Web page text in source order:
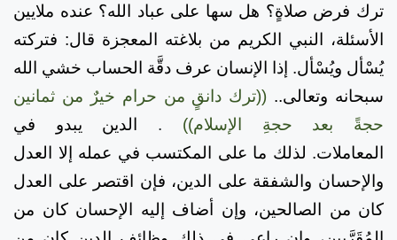
ترك فرض صلاةٍ؟ هل سها على عباد الله؟ عنده ملايين
الأسئلة، النبي الكريم من بلاغته المعجزة قال: فتركته
يُسْأل ويُسْأل. إذا الإنسان عرف دقَّة الحساب خشي الله
سبحانه وتعالى.. ((ترك دانقٍ من حرام خيرٌ من ثمانين
حجةً بعد حجةِ الإسلام))
.
الدين يبدو في
المعاملات. لذلك ما على المكتسب في عمله إلا العدل
والإحسان والشفقة على الدين، فإن اقتصر على العدل
كان من الصالحين، وإن أضاف إليه الإحسان كان من